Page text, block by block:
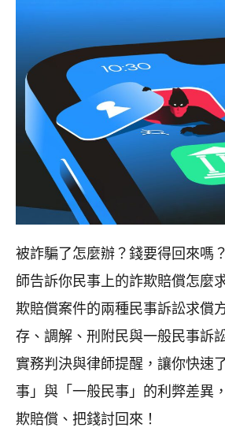
被詐騙了怎麼辦？錢要得回來嗎
師告訴你民事上的詐欺賠償怎麼
欺賠償案件的兩種民事訴訟求償
存、調解、刑附民與一般民事訴
實務判決與律師提醒，讓你快速
事」與「一般民事」的利弊差異
欺賠償、把錢討回來！